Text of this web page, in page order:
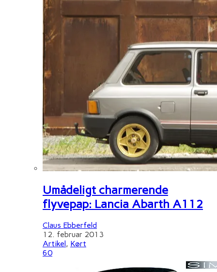
Umådeligt charmerende
flyvepap: Lancia Abarth A112
Claus Ebberfeld
12. februar 2013
Artikel, Kørt
60